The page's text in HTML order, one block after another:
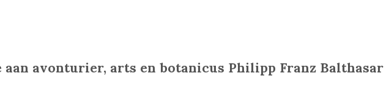
avonturier, arts en botanicus Philipp Franz Balthasar